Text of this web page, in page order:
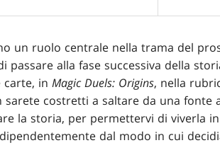
un ruolo centrale nella trama del
alla fase successiva della
carte, in Magic Duels: Origins, nella
costretti a saltare da una fonte
la storia, per permettervi di viverla
dal modo in cui